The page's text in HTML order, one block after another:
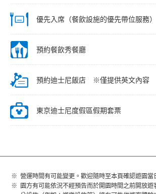
優先入席（餐飲設施的優先帶位服務）
預約餐飲秀餐廳
預約迪士尼飯店 ※僅提供英文內容
東京迪士尼度假區假期套票
營運時間有可能變更。歡迎隨時至本頁確認遊園當
園方有可能依況不經預告而於開園時間之前開放